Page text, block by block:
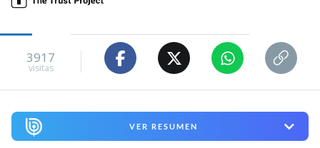
3917
visitas
VER RESUMEN